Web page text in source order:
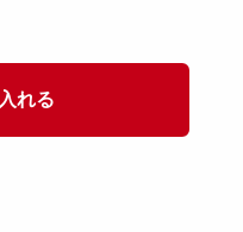
れる